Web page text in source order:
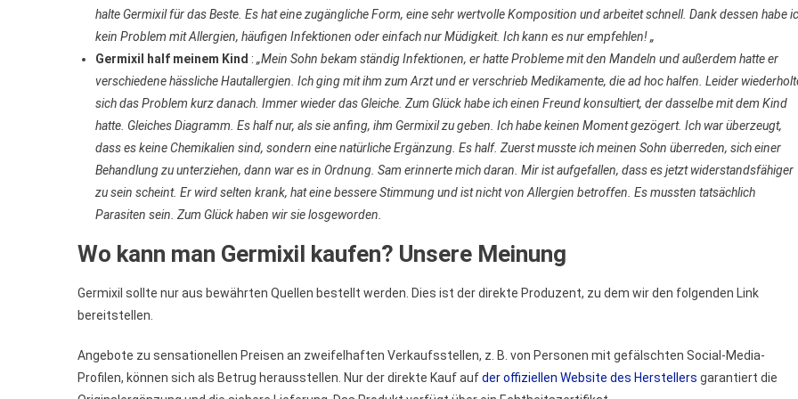
halte Germixil für das Beste. Es hat eine zugängliche Form, eine sehr wertvolle Komposition und arbeitet schnell. Dank dessen habe
kein Problem mit Allergien, häufigen Infektionen oder einfach nur Müdigkeit. Ich kann es nur empfehlen! „
Germixil half meinem Kind : „Mein Sohn bekam ständig Infektionen, er hatte Probleme mit den Mandeln und außerdem hatte er
verschiedene hässliche Hautallergien. Ich ging mit ihm zum Arzt und er verschrieb Medikamente, die ad hoc halfen. Leider
sich das Problem kurz danach. Immer wieder das Gleiche. Zum Glück habe ich einen Freund konsultiert, der dasselbe mit dem Kind
hatte. Gleiches Diagramm. Es half nur, als sie anfing, ihm Germixil zu geben. Ich habe keinen Moment gezögert. Ich war überzeugt,
dass es keine Chemikalien sind, sondern eine natürliche Ergänzung. Es half. Zuerst musste ich meinen Sohn überreden, sich einer
Behandlung zu unterziehen, dann war es in Ordnung. Sam erinnerte mich daran. Mir ist aufgefallen, dass es jetzt widerstandsfähiger
zu sein scheint. Er wird selten krank, hat eine bessere Stimmung und ist nicht von Allergien betroffen. Es mussten tatsächlich
Parasiten sein. Zum Glück haben wir sie losgeworden.
Wo kann man Germixil kaufen? Unsere Meinung
Germixil sollte nur aus bewährten Quellen bestellt werden. Dies ist der direkte Produzent, zu dem wir den folgenden Link
bereitstellen.
Angebote zu sensationellen Preisen an zweifelhaften Verkaufsstellen, z. B. von Personen mit gefälschten Social-Media-
Profilen, können sich als Betrug herausstellen. Nur der direkte Kauf aufder offiziellen Website des Herstellers garantiert die